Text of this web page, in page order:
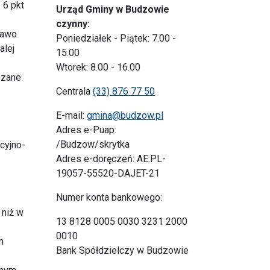
6 pkt
w
Urząd Gminy w Budzowie
czynny:
Poniedziałek - Piątek: 7.00 -
15.00
Wtorek: 8.00 - 16.00
Centrala (33) 876 77 50
E-mail: gmina@budzow.pl
Adres e-Puap:
/Budzow/skrytka
Adres e-doręczeń: AE:PL-
19057-55520-DAJET-21
Numer konta bankowego:
13 8128 0005 0030 3231 2000
0010
Bank Spółdzielczy w Budzowie